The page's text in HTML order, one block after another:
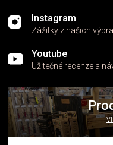
Instagram
Zážitky z našich
Youtube
Užitečné recenze a